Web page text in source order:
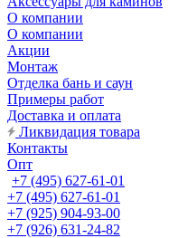
О компании
О компании
Акции
Монтаж
Отделка бань и саун
Примеры работ
Доставка и оплата
Ликвидация товара
Контакты
Опт
+7 (495) 627-61-01
+7 (495) 627-61-01
+7 (925) 904-93-00
+7 (926) 631-24-82